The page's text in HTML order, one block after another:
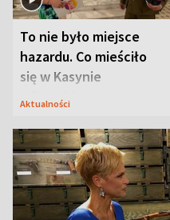
To nie było miejsce
hazardu. Co mieściło
się w Kasynie
Oficerskim?
Aktualności